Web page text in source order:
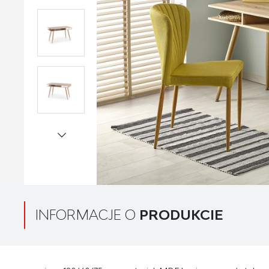
INFORMACJE O PRODUKCIE